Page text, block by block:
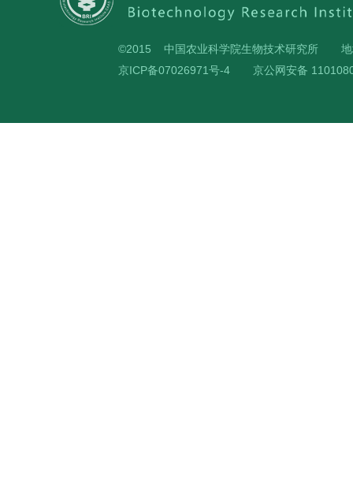
©2015 中国农业科学院生物技术研究所
京ICP备07026971号-4
京公网安备